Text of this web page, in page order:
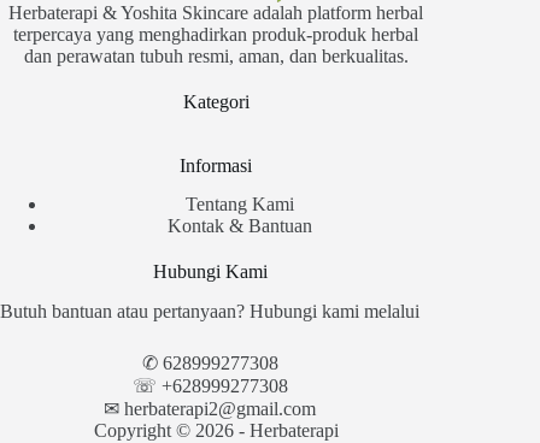
Herbaterapi & Yoshita Skincare adalah platform herbal
terpercaya yang menghadirkan produk-produk herbal
dan perawatan tubuh resmi, aman, dan berkualitas.
Kategori
Informasi
Tentang Kami
Kontak & Bantuan
Hubungi Kami
Butuh bantuan atau pertanyaan? Hubungi kami melalui
✆ 628999277308
☏ +628999277308
✉︎ herbaterapi2@gmail.com
Copyright © 2026 - Herbaterapi